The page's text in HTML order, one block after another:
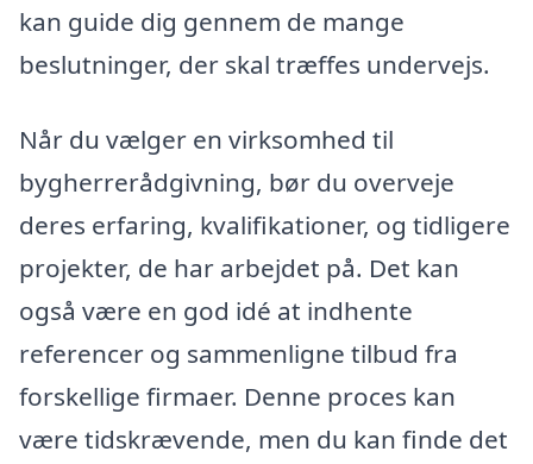
kan guide dig gennem de mange
beslutninger, der skal træffes undervejs.
Når du vælger en virksomhed til
bygherrerådgivning, bør du overveje
deres erfaring, kvalifikationer, og tidligere
projekter, de har arbejdet på. Det kan
også være en god idé at indhente
referencer og sammenligne tilbud fra
forskellige firmaer. Denne proces kan
være tidskrævende, men du kan finde det